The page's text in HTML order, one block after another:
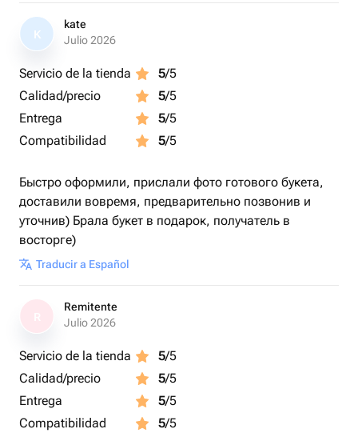
K
kate
Julio 2026
Servicio de la tienda 5/5
Calidad/precio
5/5
Entrega
5/5
Compatibilidad
5/5
Быстро оформили, прислали фото готового букета,
доставили вовремя, предварительно позвонив и
уточнив) Брала букет в подарок, получатель в
восторге)
Traducir a Español
Remitente
Julio 2026
Servicio de la tienda 5/5
Calidad/precio
5/5
Entrega
5/5
Compatibilidad
5/5